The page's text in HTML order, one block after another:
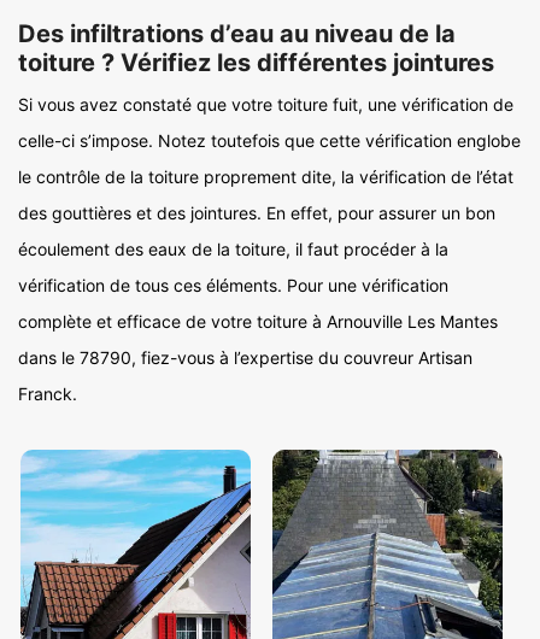
Des infiltrations d’eau au niveau de la
toiture ? Vérifiez les différentes jointures
Si vous avez constaté que votre toiture fuit, une vérification de
celle-ci s’impose. Notez toutefois que cette vérification englobe
le contrôle de la toiture proprement dite, la vérification de l’état
des gouttières et des jointures. En effet, pour assurer un bon
écoulement des eaux de la toiture, il faut procéder à la
vérification de tous ces éléments. Pour une vérification
complète et efficace de votre toiture à Arnouville Les Mantes
dans le 78790, fiez-vous à l’expertise du couvreur Artisan
Franck.